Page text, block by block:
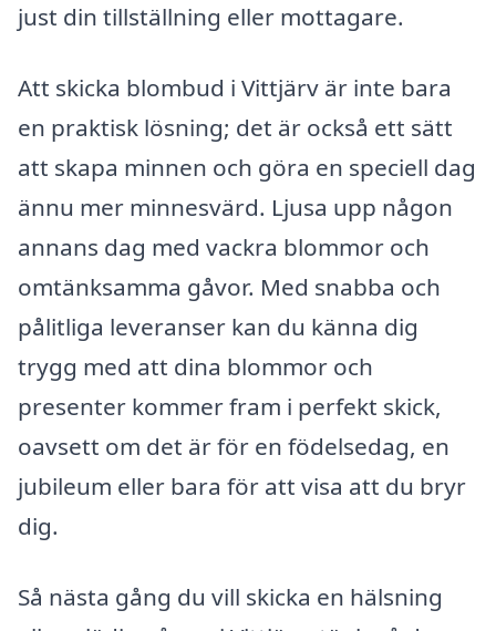
just din tillställning eller mottagare.
Att skicka blombud i Vittjärv är inte bara
en praktisk lösning; det är också ett sätt
att skapa minnen och göra en speciell dag
ännu mer minnesvärd. Ljusa upp någon
annans dag med vackra blommor och
omtänksamma gåvor. Med snabba och
pålitliga leveranser kan du känna dig
trygg med att dina blommor och
presenter kommer fram i perfekt skick,
oavsett om det är för en födelsedag, en
jubileum eller bara för att visa att du bryr
dig.
Så nästa gång du vill skicka en hälsning